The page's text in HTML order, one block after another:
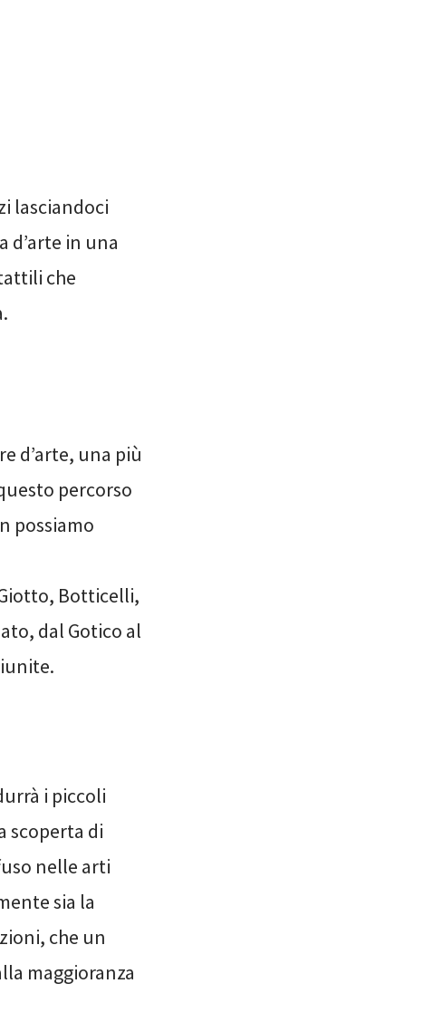
lasciandoci
d’arte in una
che
d’arte, una più
percorso
possiamo
Botticelli,
dal Gotico al
i piccoli
scoperta di
nelle arti
sia la
che un
maggioranza